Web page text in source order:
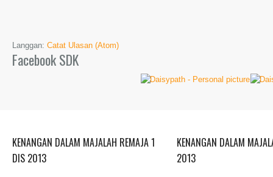
Langgan: Catat Ulasan (Atom)
Facebook SDK
KENANGAN DALAM MAJALAH REMAJA 1
DIS 2013
KENANGAN DALAM
2013